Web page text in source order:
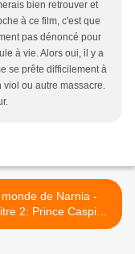
bien retrouver et
à ce film, c'est que
pas dénoncé pour
à vie. Alors oui, il y a
se prête difficilement à
viol ou autre massacre.
de Narnia -
2: Prince Caspian
>